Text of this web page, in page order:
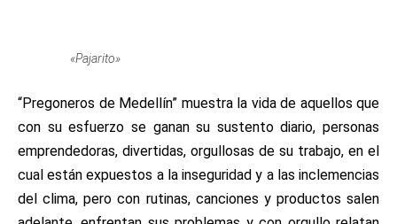
«Pajarito»
“Pregoneros de Medellín” muestra la vida de aquellos que
con su esfuerzo se ganan su sustento diario, personas
emprendedoras, divertidas, orgullosas de su trabajo, en el
cual están expuestos a la inseguridad y a las inclemencias
del clima, pero con rutinas, canciones y productos salen